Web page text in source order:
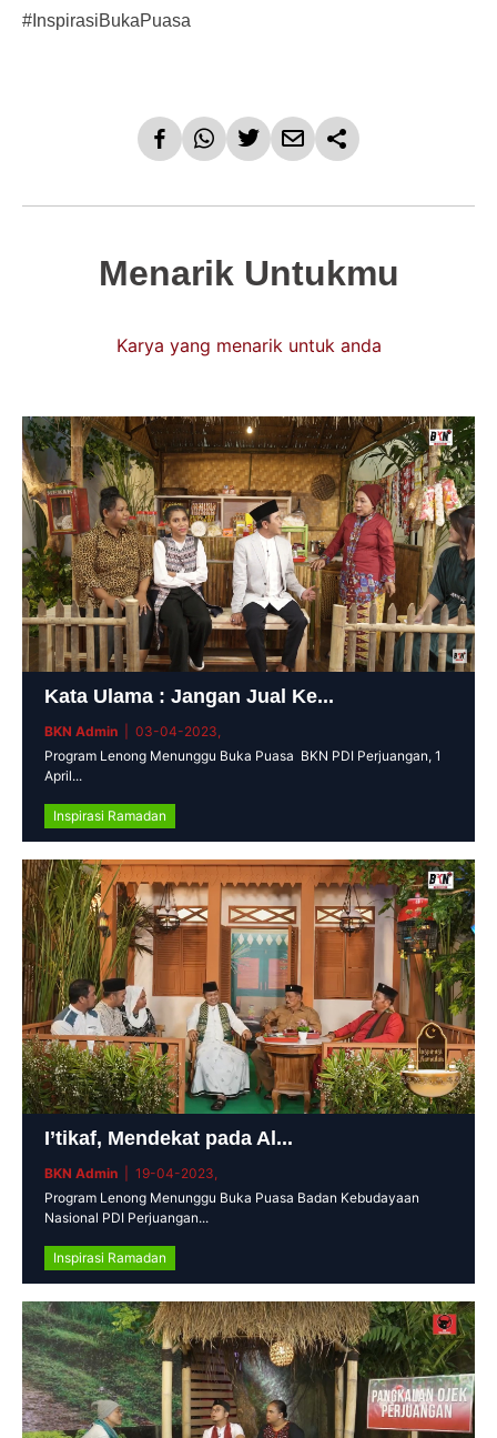
#InspirasiBukaPuasa
Menarik Untukmu
Karya yang menarik untuk anda
Kata Ulama : Jangan Jual Ke...
BKN Admin | 03-04-2023,
Program Lenong Menunggu Buka Puasa BKN PDI Perjuangan, 1
April...
Inspirasi Ramadan
I’tikaf, Mendekat pada Al...
BKN Admin | 19-04-2023,
Program Lenong Menunggu Buka Puasa Badan Kebudayaan
Nasional PDI Perjuangan...
Inspirasi Ramadan